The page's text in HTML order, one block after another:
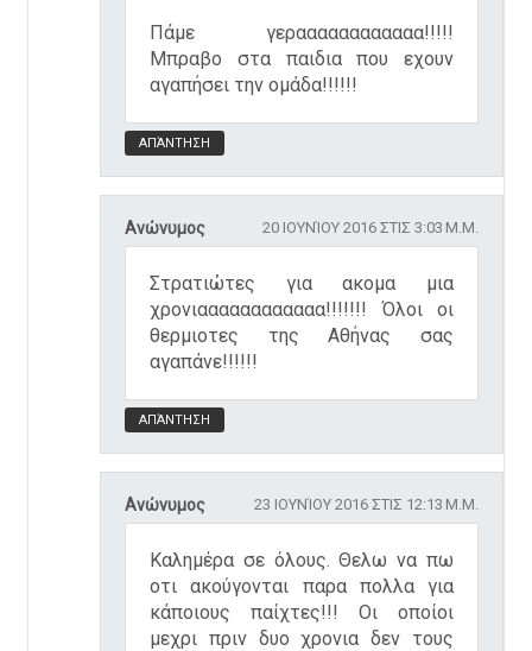
Πάμε γεραααααααααααα!!!!!
Μπραβο στα παιδια που εχουν
αγαπήσει την ομάδα!!!!!!
ΑΠΆΝΤΗΣΗ
Ανώνυμος 20 ΙΟΥΝΊΟΥ 2016 ΣΤΙΣ 3:03 Μ.Μ.
Στρατιώτες για ακομα μια
χρονιαααααααααααα!!!!!!! Όλοι οι
θερμιοτες της Αθήνας σας
αγαπάνε!!!!!!
ΑΠΆΝΤΗΣΗ
Ανώνυμος 23 ΙΟΥΝΊΟΥ 2016 ΣΤΙΣ 12:13 Μ.Μ.
Καλημέρα σε όλους. Θελω να πω
οτι ακούγονται παρα πολλα για
κάποιους παίχτες!!! Οι οποίοι
μεχρι πριν δυο χρονια δεν τους